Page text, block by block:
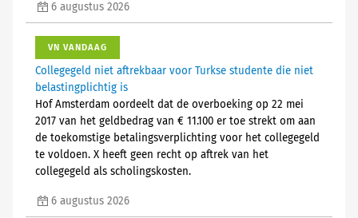
6 augustus 2026
VN VANDAAG
Collegegeld niet aftrekbaar voor Turkse studente die niet
belastingplichtig is
Hof Amsterdam oordeelt dat de overboeking op 22 mei
2017 van het geldbedrag van € 11.100 er toe strekt om aan
de toekomstige betalingsverplichting voor het collegegeld
te voldoen. X heeft geen recht op aftrek van het
collegegeld als scholingskosten.
6 augustus 2026